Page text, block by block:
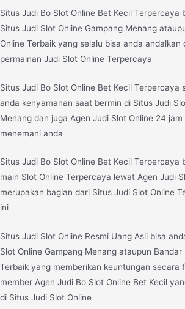
Situs Judi Bo Slot Online Bet Kecil Terpercaya
Situs Judi Slot Online Gampang Menang
Online Terbaik yang selalu bisa anda andalkan
permainan Judi Slot Online Terpercaya
Situs Judi Bo Slot Online Bet Kecil Terpercaya
anda kenyamanan saat bermin di Situs Judi
Menang dan juga Agen Judi Slot Online 24
menemani anda
Situs Judi Bo Slot Online Bet Kecil Terpercaya
main Slot Online Terpercaya lewat Agen Judi
merupakan bagian dari Situs Judi Slot Online
ini
Situs Judi Slot Online Resmi Uang Asli bisa
Slot Online Gampang Menang ataupun
Terbaik yang memberikan keuntungan secara
member Agen Judi Bo Slot Online Bet Kecil
di Situs Judi Slot Online